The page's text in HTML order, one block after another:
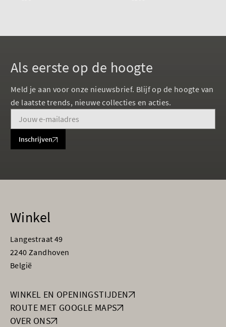
Als eerste op de hoogte
Meld je aan voor onze nieuwsbrief. Blijf op de hoogte van
de laatste trends, nieuwe collecties en acties.
Inschrijven
Winkel
Langestraat 49
2240 Zandhoven
België
WINKEL EN OPENINGSTIJDEN
ROUTE MET GOOGLE MAPS
OVER ONS